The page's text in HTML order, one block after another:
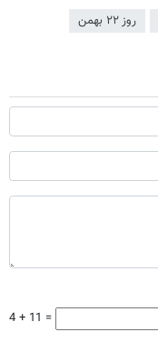
روز ۲۲ بهمن
4 + 11 =